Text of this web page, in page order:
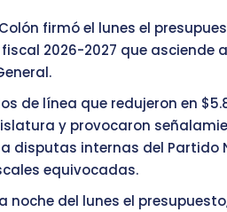
firmó el lunes el
2026-2027 que asciende a
de línea que redujeron en
y provocaron
disputas internas del Partido
equivocadas.
del lunes el